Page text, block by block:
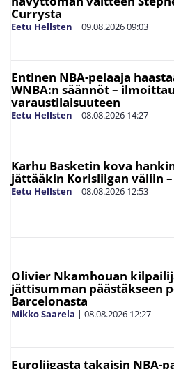
Currysta
Eetu Hellsten | 09.08.202609:03
Entinen NBA-pelaaja
WNBA:n säännöt –
varaustilaisuuteen
Eetu Hellsten | 08.08.2026 14:27
Karhu Basketin kova
jättääkin Korisliigan väliin –
Eetu Hellsten | 08.08.2026 12:53
Olivier Nkamhouan
jättisumman päästäkseen
Barcelonasta
Mikko Saarela | 08.08.2026 12:27
Euroliigasta takaisin NBA-